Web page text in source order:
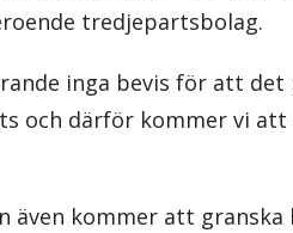
tredjepartsbolag.
inga bevis för att
och därför kommer vi
även kommer att